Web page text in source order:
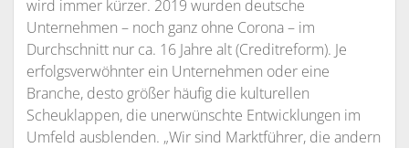
wird immer kürzer. 2019 wurden deutsche
Unternehmen – noch ganz ohne Corona – im
Durchschnitt nur ca. 16 Jahre alt (Creditreform). Je
erfolgsverwöhnter ein Unternehmen oder eine
Branche, desto größer häufig die kulturellen
Scheuklappen, die unerwünschte Entwicklungen im
Umfeld ausblenden. „Wir sind Marktführer, die andern